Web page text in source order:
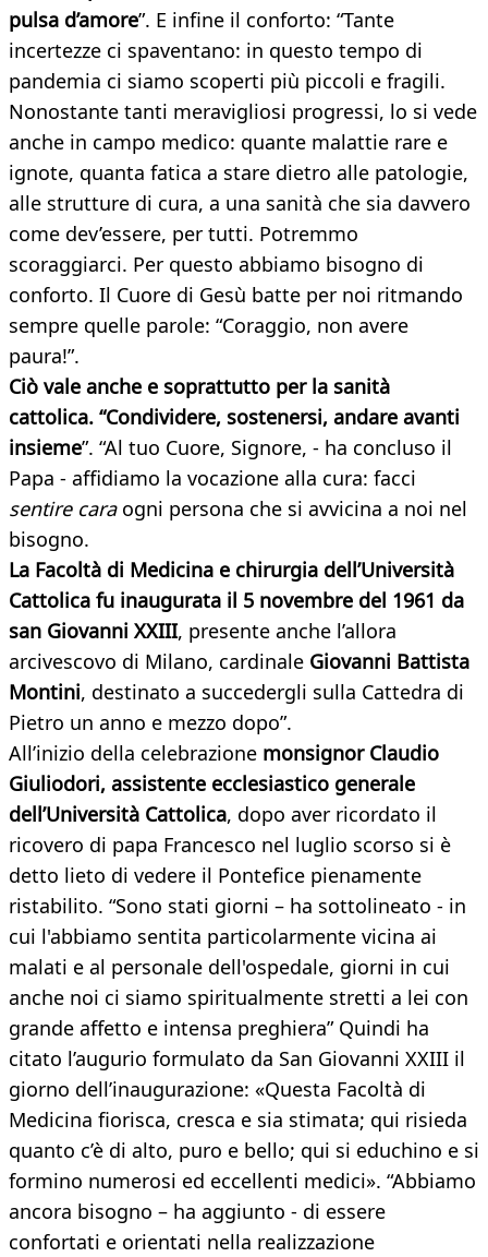
pulsa d’amore”. E infine il conforto: “Tante
incertezze ci spaventano: in questo tempo di
pandemia ci siamo scoperti più piccoli e fragili.
Nonostante tanti meravigliosi progressi, lo si vede
anche in campo medico: quante malattie rare e
ignote, quanta fatica a stare dietro alle patologie,
alle strutture di cura, a una sanità che sia davvero
come dev’essere, per tutti. Potremmo
scoraggiarci. Per questo abbiamo bisogno di
conforto. Il Cuore di Gesù batte per noi ritmando
sempre quelle parole: “Coraggio, non avere
paura!”.
Ciò vale anche e soprattutto per la sanità
cattolica. “Condividere, sostenersi, andare avanti
insieme”. “Al tuo Cuore, Signore, - ha concluso il
Papa - affidiamo la vocazione alla cura: facci
sentire cara ogni persona che si avvicina a noi nel
bisogno.
La Facoltà di Medicina e chirurgia dell’Università
Cattolica fu inaugurata il 5 novembre del 1961 da
san Giovanni XXIII, presente anche l’allora
arcivescovo di Milano, cardinale Giovanni Battista
Montini, destinato a succedergli sulla Cattedra di
Pietro un anno e mezzo dopo”.
All’inizio della celebrazione monsignor Claudio
Giuliodori, assistente ecclesiastico generale
dell’Università Cattolica, dopo aver ricordato il
ricovero di papa Francesco nel luglio scorso si è
detto lieto di vedere il Pontefice pienamente
ristabilito. “Sono stati giorni – ha sottolineato - in
cui l'abbiamo sentita particolarmente vicina ai
malati e al personale dell'ospedale, giorni in cui
anche noi ci siamo spiritualmente stretti a lei con
grande affetto e intensa preghiera” Quindi ha
citato l’augurio formulato da San Giovanni XXIII il
giorno dell’inaugurazione: «Questa Facoltà di
Medicina fiorisca, cresca e sia stimata; qui risieda
quanto c’è di alto, puro e bello; qui si educhino e si
formino numerosi ed eccellenti medici». “Abbiamo
ancora bisogno – ha aggiunto - di essere
confortati e orientati nella realizzazione